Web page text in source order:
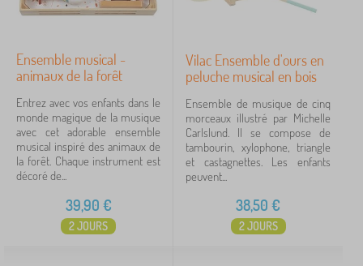
Ensemble musical -
animaux de la forêt
Entrez avec vos enfants dans le
monde magique de la musique
avec cet adorable ensemble
musical inspiré des animaux de
la forêt. Chaque instrument est
décoré de...
39,90 €
2 JOURS
Vilac Ensemble d'ours en
peluche musical en bois
Ensemble de musique de cinq
morceaux illustré par Michelle
Carlslund. Il se compose de
tambourin, xylophone, triangle
et castagnettes. Les enfants
peuvent...
38,50 €
2 JOURS